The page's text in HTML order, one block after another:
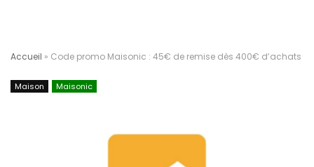
Accueil » Code promo Maisonic : 45€ de remise dès 400€ d’achats
Maison Maisonic